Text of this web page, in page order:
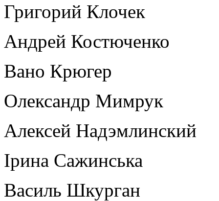
Григорий Клочек
Андрей Костюченко
Вано Крюгер
Олександр Мимрук
Алексей Надэмлинский
Ірина Сажинська
Василь Шкурган